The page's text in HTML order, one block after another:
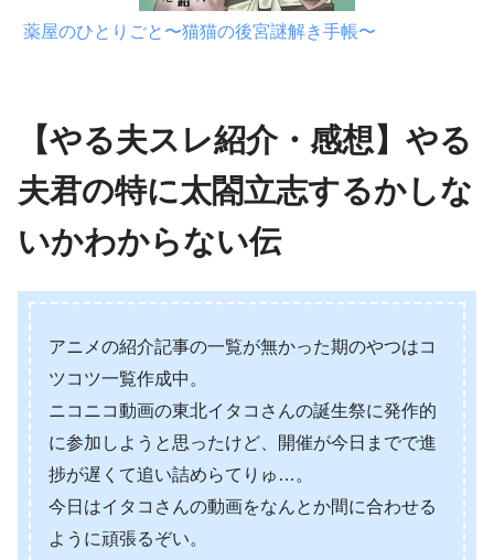
薬屋のひとりごと〜猫猫の後宮謎解き手帳〜
【やる夫スレ紹介・感想】やる
夫君の特に太閤立志するかしな
いかわからない伝
アニメの紹介記事の一覧が無かった期のやつはコ
ツコツ一覧作成中。
ニコニコ動画の東北イタコさんの誕生祭に発作的
に参加しようと思ったけど、開催が今日までで進
捗が遅くて追い詰めらてりゅ…。
今日はイタコさんの動画をなんとか間に合わせる
ように頑張るぞい。